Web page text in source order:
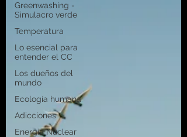
Greenwashing -
Simulacro verde
Temperatura
Lo esencial para
entender el CC
Los dueños del
mundo
Ecología humana
Adicciones
Energía Nuclear